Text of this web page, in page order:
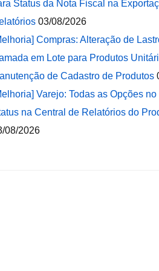
Status da Nota Fiscal na
03/08/2026
Compras: Alteração de
em Lote para Produtos
de Cadastro de Produtos
Varejo: Todas as Opções
na Central de Relatórios do
08/2026